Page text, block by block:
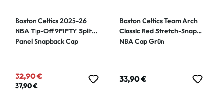
Boston Celtics 2025-26
NBA Tip-Off 9FIFTY Split
Panel Snapback Cap
Verkaufspreis:
32,90 €
Regulärer Preis:
37,90 €
Boston Celtics Team Arch
Classic Red Stretch-Snap
NBA Cap Grün
Regulärer Preis:
33,90 €